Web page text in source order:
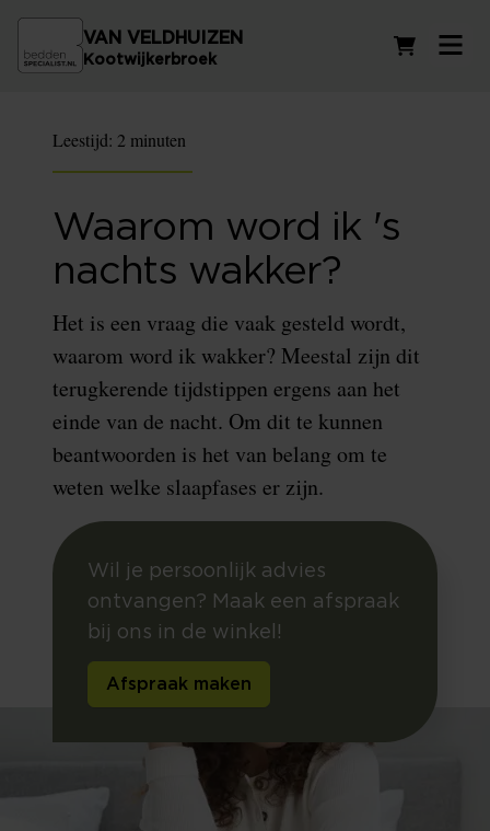
VAN VELDHUIZEN
Kootwijkerbroek
Leestijd: 2 minuten
Waarom word ik 's
nachts wakker?
Het is een vraag die vaak gesteld wordt,
waarom word ik wakker? Meestal zijn dit
terugkerende tijdstippen ergens aan het
einde van de nacht. Om dit te kunnen
beantwoorden is het van belang om te
weten welke slaapfases er zijn.
Wil je persoonlijk advies
ontvangen? Maak een afspraak
bij ons in de winkel!
Afspraak maken